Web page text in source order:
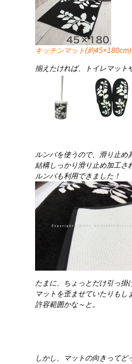
キッチンマット(約
揃えたければ、トイレマット
ルンバを使うので、滑り止め
結構しっかり滑り止め加工さ
ルンバも利用できました！
たまに、ちょっとだけ引っ掛
マットを歪ませていたりもし
許容範囲かな～と。
しかし、マットの向きってど